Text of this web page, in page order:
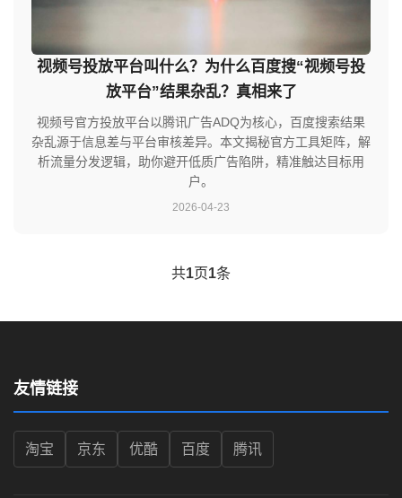
视频号投放平台叫什么？为什么百度搜“视频号投
放平台”结果杂乱？真相来了
视频号官方投放平台以腾讯广告ADQ为核心，百度搜索结果
杂乱源于信息差与平台审核差异。本文揭秘官方工具矩阵，解
析流量分发逻辑，助你避开低质广告陷阱，精准触达目标用
户。
2026-04-23
共1页1条
友情链接
淘宝 京东 优酷 百度 腾讯